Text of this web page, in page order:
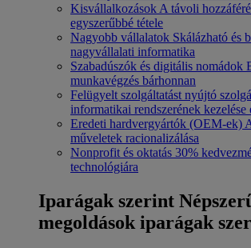
Kisvállalkozások A távoli
egyszerűbbé tétele
Nagyobb vállalatok Skálázható és
nagyvállalati informatika
Szabadúszók és digitális nomádok
munkavégzés bárhonnan
Felügyelt szolgáltatást nyújtó
informatikai rendszerének kezelése
Eredeti hardvergyártók (OEM-ek)
műveletek racionalizálása
Nonprofit és oktatás 30%
technológiára
Iparágak szerint
megoldások iparágak